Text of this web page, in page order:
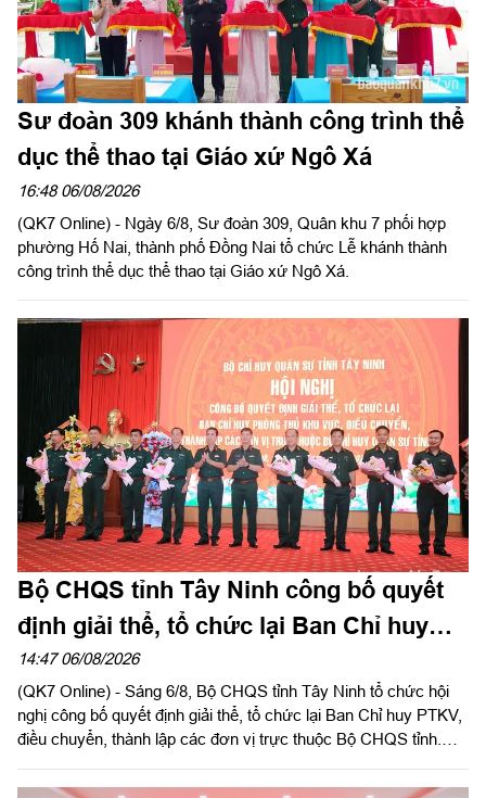
Sư đoàn 309 khánh thành công trình thể
dục thể thao tại Giáo xứ Ngô Xá
16:48 06/08/2026
(QK7 Online) - Ngày 6/8, Sư đoàn 309, Quân khu 7 phối hợp
phường Hố Nai, thành phố Đồng Nai tổ chức Lễ khánh thành
công trình thể dục thể thao tại Giáo xứ Ngô Xá.
Bộ CHQS tỉnh Tây Ninh công bố quyết
định giải thể, tổ chức lại Ban Chỉ huy
phòng thủ khu vực
14:47 06/08/2026
(QK7 Online) - Sáng 6/8, Bộ CHQS tỉnh Tây Ninh tổ chức hội
nghị công bố quyết định giải thể, tổ chức lại Ban Chỉ huy PTKV,
điều chuyển, thành lập các đơn vị trực thuộc Bộ CHQS tỉnh.
Ngọc Hải, Phó Tham mưu trưởng Quân khu dự và phát biểu